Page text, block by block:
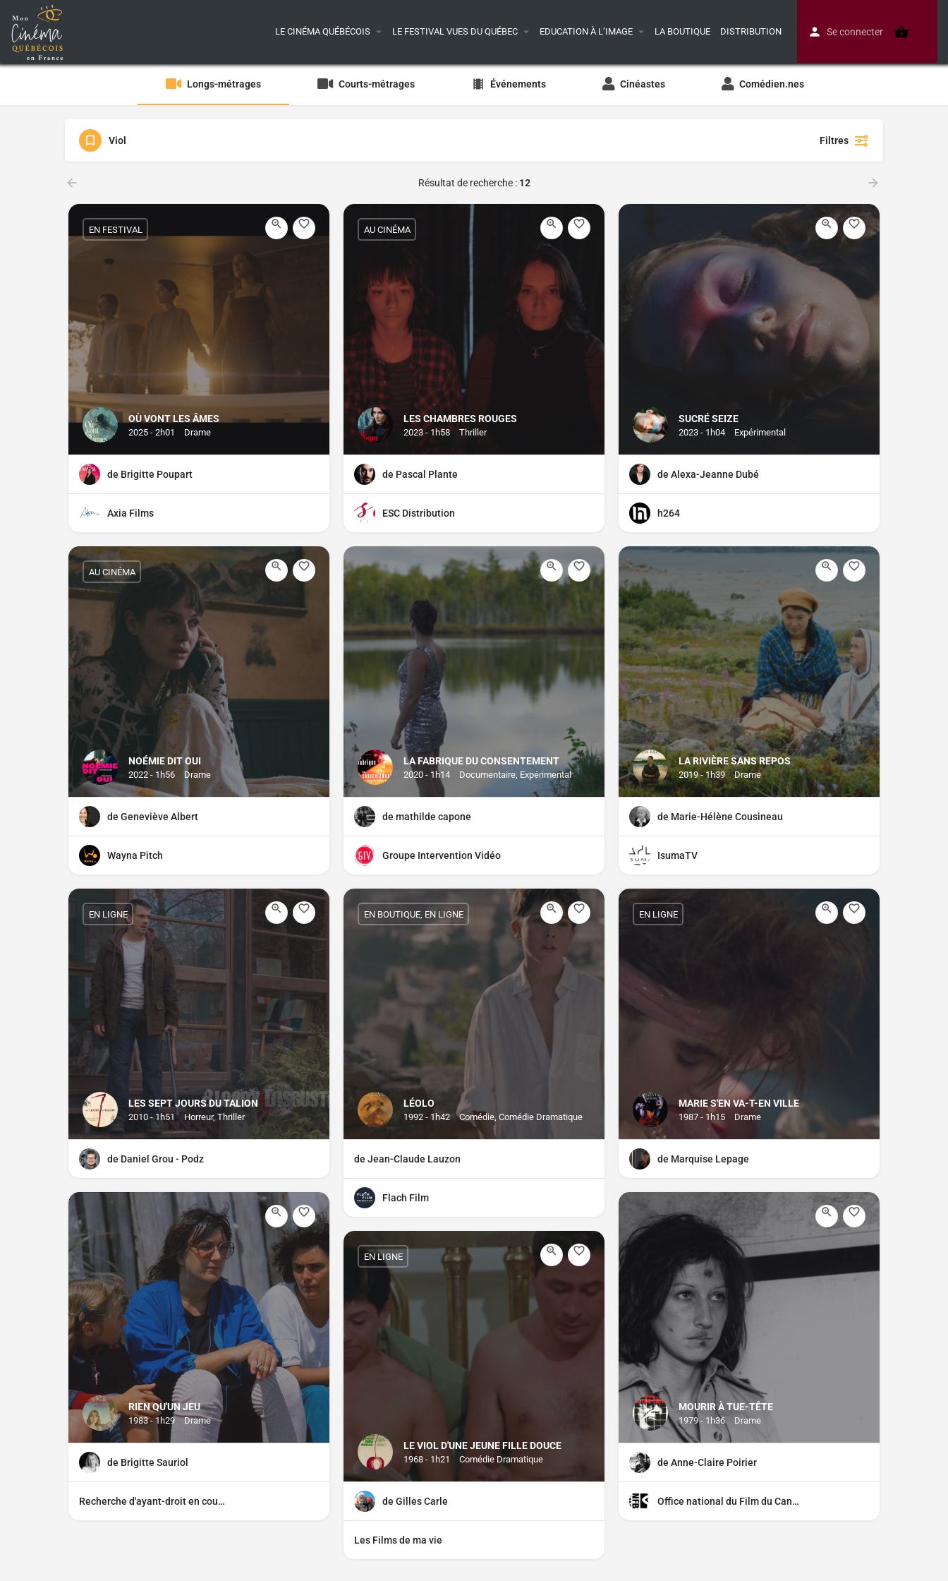
LE CINÉMA QUÉBÉCOIS LE FESTIVAL VUES DU QUÉBEC EDUCATION À L’IMAGE LA BOUTIQUE DISTRIBUTION Se connecter
Longs-métrages Courts-métrages Événements Cinéastes Comédien.nes
Viol Filtres
Résultat de recherche : 12
OÙ VONT LES ÂMES
2025 - 2h01 Drame
EN FESTIVAL
de Brigitte Poupart
Axia Films
LES CHAMBRES ROUGES
2023 - 1h58 Thriller
AU CINÉMA
de Pascal Plante
ESC Distribution
SUCRÉ SEIZE
2023 - 1h04 Expérimental
de Alexa-Jeanne Dubé
h264
NOÉMIE DIT OUI
2022 - 1h56 Drame
AU CINÉMA
de Geneviève Albert
Wayna Pitch
LA FABRIQUE DU CONSENTEMENT
2020 - 1h14 Documentaire, Expérimental
de mathilde capone
Groupe Intervention Vidéo
LA RIVIÈRE SANS REPOS
2019 - 1h39 Drame
de Marie-Hélène Cousineau
IsumaTV
LES SEPT JOURS DU TALION
2010 - 1h51 Horreur, Thriller
EN LIGNE
de Daniel Grou - Podz
LÉOLO
1992 - 1h42 Comédie, Comédie Dramatique
EN BOUTIQUE, EN LIGNE
de Jean-Claude Lauzon
Flach Film
MARIE S'EN VA-T-EN VILLE
1987 - 1h15 Drame
EN LIGNE
de Marquise Lepage
RIEN QU'UN JEU
1983 - 1h29 Drame
de Brigitte Sauriol
Recherche d'ayant-droit en cours
MOURIR À TUE-TÊTE
1979 - 1h36 Drame
de Anne-Claire Poirier
Office national du Film du Canada (ONF)
LE VIOL D'UNE JEUNE FILLE DOUCE
1968 - 1h21 Comédie Dramatique
EN LIGNE
de Gilles Carle
Les Films de ma vie